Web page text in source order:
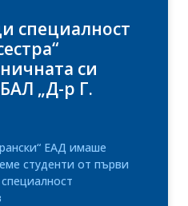
специалност
си
„Д-р Г.
ЕАД имаше
студенти от първи